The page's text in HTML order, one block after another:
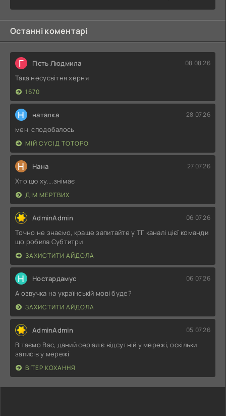
Останні коментарі
Г Гість Людмила 08.08.26
Така несусвітня херня
1670
Н наталка 28.07.26
мені сподобалось
МІЙ СУСІД ТОТОРО
Н Нана 27.07.26
Хто цю ху....знімає
ДІМ МЕРТВИХ
AdminAdmin 06.07.26
Точно не знаємо, краще запитайте у ТГ каналі цієї команди
що робила Субтитри
ЗАХИСТИТИ АЙДОЛА
Н Ностардамус 06.07.26
А озвучка на українській мові буде?
ЗАХИСТИТИ АЙДОЛА
AdminAdmin 05.07.26
Вітаємо Вас, даний серіал є відсутній у мережі, оскільки
записів у мережі
ВІТЕР КОХАННЯ